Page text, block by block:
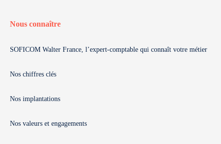
Nous connaître
SOFICOM Walter France, l’expert-comptable qui connaît votre métier
Nos chiffres clés
Nos implantations
Nos valeurs et engagements